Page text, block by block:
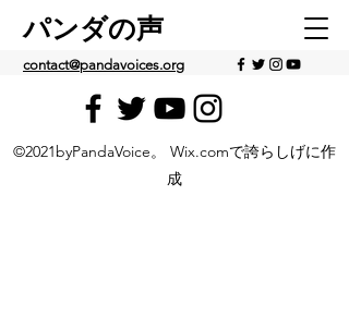
パンダの声
contact@pandavoices.org
©2021byPandaVoice。 Wix.comで誇らしげに作
成